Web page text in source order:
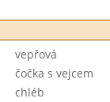
vepřová
čočka s vejcem
chléb